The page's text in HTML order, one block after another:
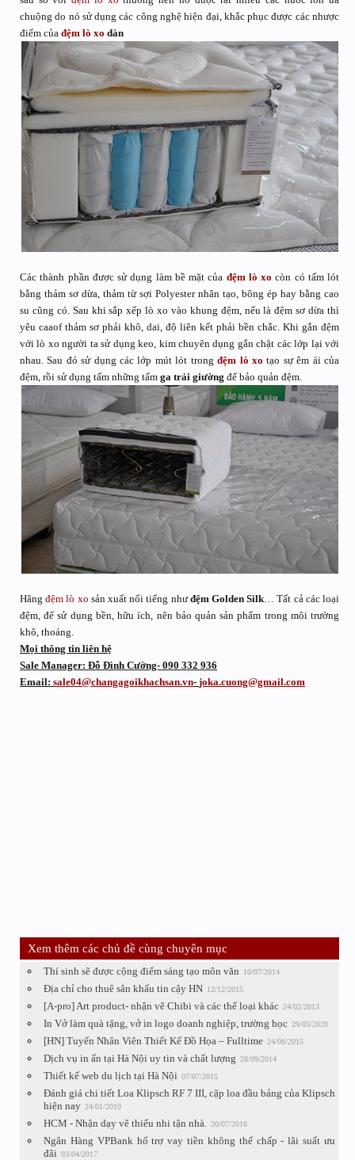
chuộng do nó sử dụng các công nghệ hiện đại, khắc phục được các nhược
điểm của đệm lò xo dàn
Các thành phần được sử dụng làm bề mặt của đệm lò xo còn có tấm lót
bằng thảm sơ dừa, thảm từ sợi Polyester nhân tạo, bông ép hay bằng cao
su cũng có. Sau khi sắp xếp lò xo vào khung đệm, nếu là đệm sơ dừa thì
yêu caaof thảm sơ phải khô, dai, độ liên kết phải bền chắc. Khi gắn đệm
với lò xo người ta sử dụng keo, kim chuyên dụng gắn chặt các lớp lại với
nhau. Sau đó sử dụng các lớp mút lót trongđệm lò xo tạo sự êm ái của
đệm, rồi sử dụng tấm những tấm ga trải giường để bảo quản đệm.
Hãngđệm lò xo sản xuất nổi tiếng nhưđệm Golden Silk… Tất cả các loại
đệm, để sử dụng bền, hữu ích, nên bảo quản sản phẩm trong môi trường
khô, thoáng.
Mọi thông tin liên hệ
Sale Manager: Đỗ Đình Cường- 090 332 936
Email: sale04@changagoikhachsan.vn- joka.cuong@gmail.com
Xem thêm các chủ đề cùng chuyên mục
Thí sinh sẽ được cộng điểm sáng tạo môn văn 10/07/2014
Địa chỉ cho thuê sân khấu tin cậy HN 12/12/2015
[A-pro] Art product- nhận vẽ Chibi và các thể loại khác 24/02/2013
In Vở làm quà tặng, vở in logo doanh nghiệp, trường học 29/05/2020
[HN] Tuyển Nhân Viên Thiết Kế Đồ Họa – Fulltime 24/08/2015
Dịch vụ in ấn tại Hà Nội uy tin và chất lượng 28/09/2014
Thiết kế web du lịch tại Hà Nội 07/07/2015
Đánh giá chi tiết Loa Klipsch RF 7 III, cặp loa đầu bảng của Klipsch
hiện nay 24/01/2019
HCM - Nhận dạy vẽ thiếu nhi tận nhà. 20/07/2016
Ngân Hàng VPBank hổ trợ vay tiền không thế chấp - lãi suất ưu
đãi 03/04/2017